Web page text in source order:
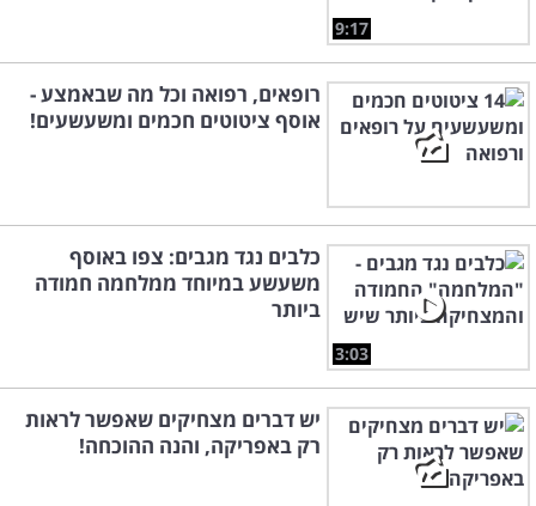
9:17
רופאים, רפואה וכל מה שבאמצע -
אוסף ציטוטים חכמים ומשעשעים!
3:03
כלבים נגד מגבים: צפו באוסף
משעשע במיוחד ממלחמה חמודה
ביותר
יש דברים מצחיקים שאפשר לראות
רק באפריקה, והנה ההוכחה!